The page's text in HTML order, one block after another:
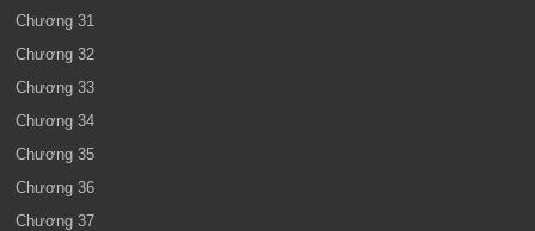
Chương 31
Chương 32
Chương 33
Chương 34
Chương 35
Chương 36
Chương 37